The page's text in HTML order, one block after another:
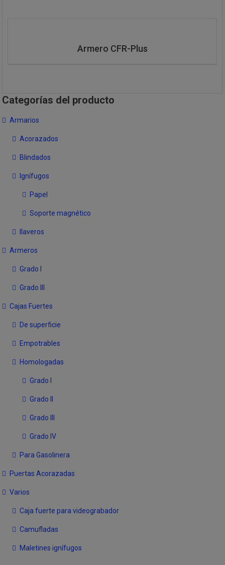
Armero CFR-Plus
Categorías del producto
Armarios
Acorazados
Blindados
Ignífugos
Papel
Soporte magnético
llaveros
Armeros
Grado I
Grado III
Cajas Fuertes
De superficie
Empotrables
Homologadas
Grado I
Grado II
Grado III
Grado IV
Para Gasolinera
Puertas Acorazadas
Varios
Caja fuerte para videograbador
Camufladas
Maletines ignífugos